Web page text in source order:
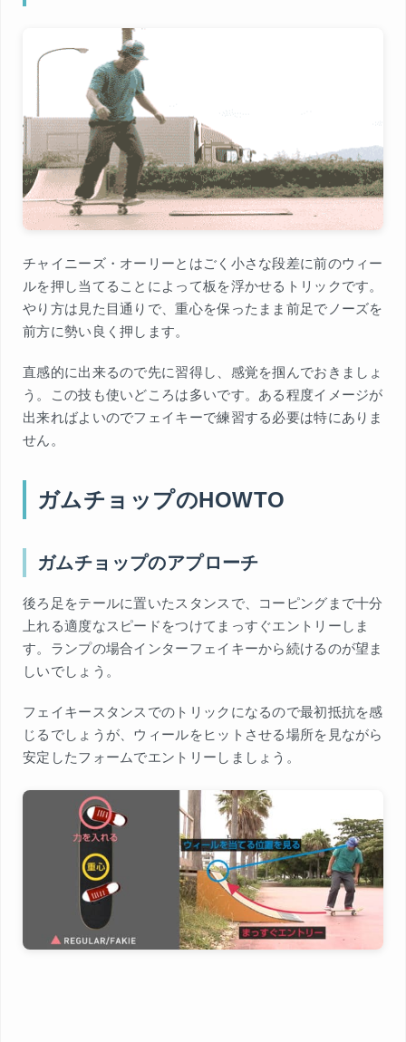
チャイニーズ・オーリーとはごく小さな段差に前のウィー
ルを押し当てることによって板を浮かせるトリックです。
やり方は見た目通りで、重心を保ったまま前足でノーズを
前方に勢い良く押します。
直感的に出来るので先に習得し、感覚を掴んでおきましょ
う。この技も使いどころは多いです。ある程度イメージが
出来ればよいのでフェイキーで練習する必要は特にありま
せん。
ガムチョップのHOWTO
ガムチョップのアプローチ
後ろ足をテールに置いたスタンスで、コーピングまで十分
上れる適度なスピードをつけてまっすぐエントリーしま
す。ランプの場合インターフェイキーから続けるのが望ま
しいでしょう。
フェイキースタンスでのトリックになるので最初抵抗を感
じるでしょうが、ウィールをヒットさせる場所を見ながら
安定したフォームでエントリーしましょう。